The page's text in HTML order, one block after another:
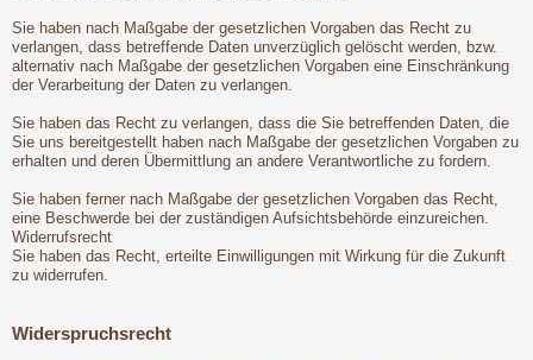
Sie haben nach Maßgabe der gesetzlichen Vorgaben das Recht zu
verlangen, dass betreffende Daten unverzüglich gelöscht werden, bzw.
alternativ nach Maßgabe der gesetzlichen Vorgaben eine Einschränkung
der Verarbeitung der Daten zu verlangen.
Sie haben das Recht zu verlangen, dass die Sie betreffenden Daten, die
Sie uns bereitgestellt haben nach Maßgabe der gesetzlichen Vorgaben zu
erhalten und deren Übermittlung an andere Verantwortliche zu fordern.
Sie haben ferner nach Maßgabe der gesetzlichen Vorgaben das Recht,
eine Beschwerde bei der zuständigen Aufsichtsbehörde einzureichen.
Widerrufsrecht
Sie haben das Recht, erteilte Einwilligungen mit Wirkung für die Zukunft
zu widerrufen.
Widerspruchsrecht